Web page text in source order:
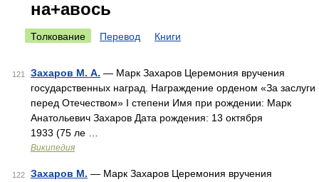
на+авось
Толкование Перевод Книги
121 Захаров М. А. — Марк Захаров Церемония вручения
государственных наград. Награждение орденом «За заслуги
перед Отечеством» I степени Имя при рождении: Марк
Анатольевич Захаров Дата рождения: 13 октября
1933 (75 ле …
Википедия
122 Захаров М. — Марк Захаров Церемония вручения